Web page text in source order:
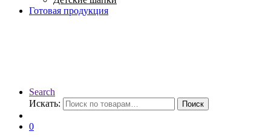
Готовая продукция
Search
Искать:
Поиск
0